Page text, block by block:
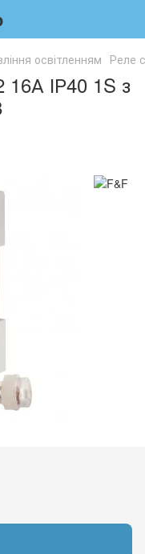
освітленням Реле
16А ІР40 1S з